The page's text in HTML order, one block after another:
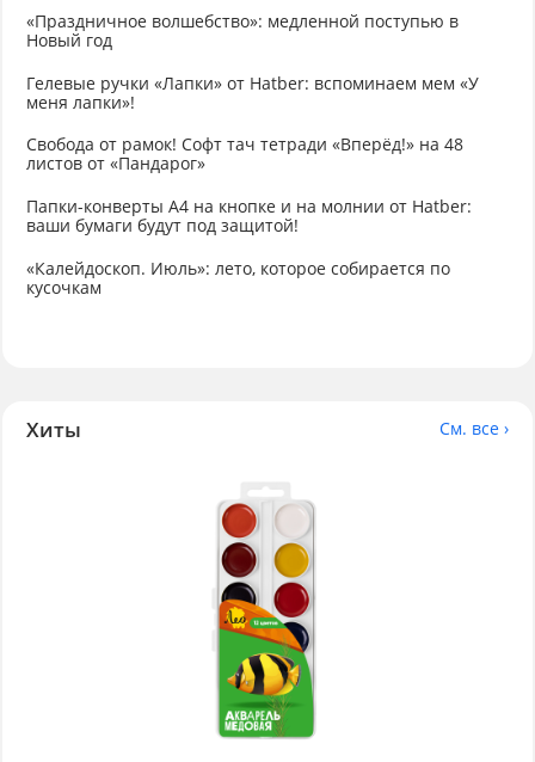
«Праздничное волшебство»: медленной поступью в
Новый год
Гелевые ручки «Лапки» от Hatber: вспоминаем мем «У
меня лапки»!
Свобода от рамок! Софт тач тетради «Вперёд!» на 48
листов от «Пандарог»
Папки-конверты А4 на кнопке и на молнии от Hatber:
ваши бумаги будут под защитой!
«Калейдоскоп. Июль»: лето, которое собирается по
кусочкам
Хиты См. все ›